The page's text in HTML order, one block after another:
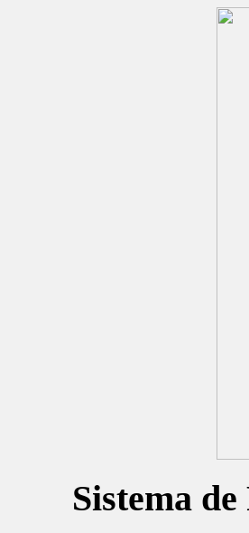
Sistema